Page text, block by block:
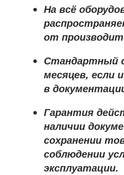
На всё
от
Стандартный
месяцев, если
в
Гарантия
наличии
сохранении
соблюдении
эксплуатации.